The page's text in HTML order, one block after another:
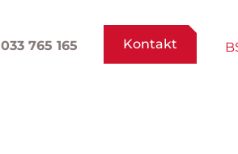
033 765 165 Kontakt